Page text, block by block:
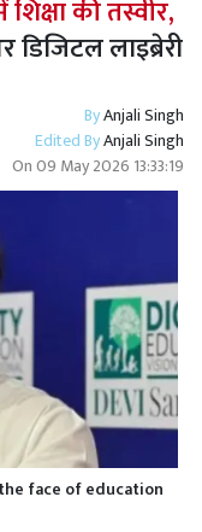
की तस्वीर,
डिजिटल लाइब्रेरी
ByAnjali Singh
Edited ByAnjali Singh
On09 May 2026 13:33:19
face of education